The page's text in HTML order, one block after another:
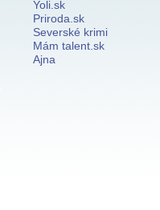
Yoli.sk
Priroda.sk
Severské krimi
Mám talent.sk
Ajna